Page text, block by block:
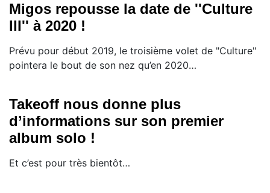
Migos repousse la date de ''Culture
III'' à 2020 !
Prévu pour début 2019, le troisième volet de "Culture"
pointera le bout de son nez qu’en 2020…
Takeoff nous donne plus
d’informations sur son premier
album solo !
Et c’est pour très bientôt…